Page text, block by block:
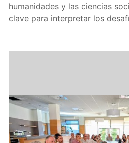
humanidades y las ciencias
clave para interpretar los